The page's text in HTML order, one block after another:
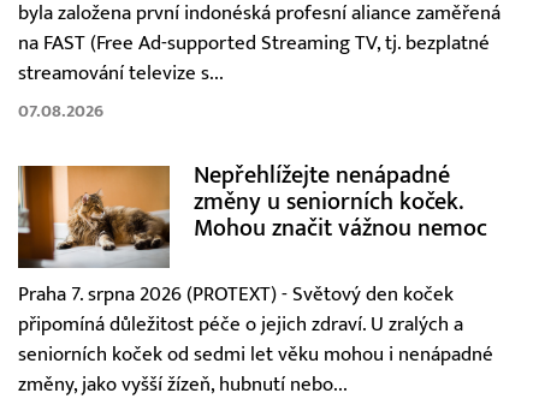
byla založena první indonéská profesní aliance zaměřená
na FAST (Free Ad-supported Streaming TV, tj. bezplatné
streamování televize s...
07.08.2026
Nepřehlížejte nenápadné
změny u seniorních koček.
Mohou značit vážnou nemoc
Praha 7. srpna 2026 (PROTEXT) - Světový den koček
připomíná důležitost péče o jejich zdraví. U zralých a
seniorních koček od sedmi let věku mohou i nenápadné
změny, jako vyšší žízeň, hubnutí nebo...